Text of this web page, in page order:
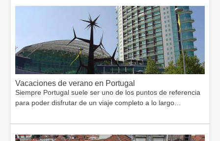
Vacaciones de verano en Portugal
Siempre Portugal suele ser uno de los puntos de referencia
para poder disfrutar de un viaje completo a lo largo…